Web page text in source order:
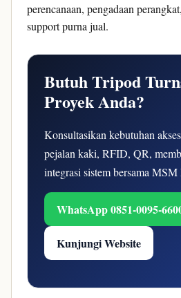
perencanaan, pengadaan
support purna jual.
Butuh Tripod
Proyek Anda?
Konsultasikan kebutuhan
pejalan kaki, RFID, QR,
integrasi sistem bersama MSM
WhatsApp 0851-0095-
Kunjungi Website